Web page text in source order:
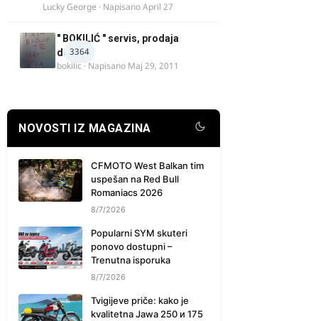
Lucky George · NapisanoApril 27
3364
" BOKILIĆ " servis, prodaja
delova
bokilic · Napisano Maj 29, 2011
NOVOSTI IZ MAGAZINA
CFMOTO West Balkan tim
uspešan na Red Bull
Romaniacs 2026
8/7/2026
Popularni SYM skuteri
ponovo dostupni –
Trenutna isporuka
8/7/2026
Tvigijeve priče: kako je
kvalitetna Jawa 250 и 175